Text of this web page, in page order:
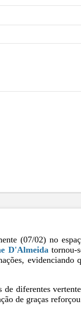
(07/02) no
D'Almeidatornou-
evidenciando
diferentes
de graças